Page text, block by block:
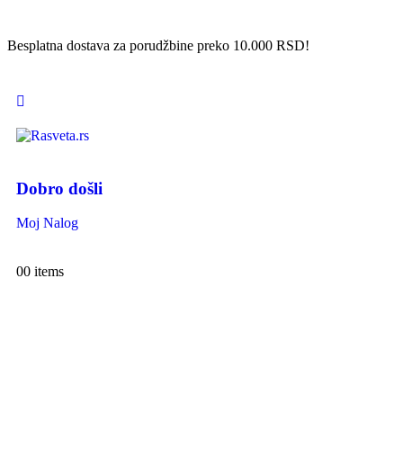
Besplatna dostava za porudžbine preko 10.000 RSD!
Dobro došli
Moj Nalog
00 items